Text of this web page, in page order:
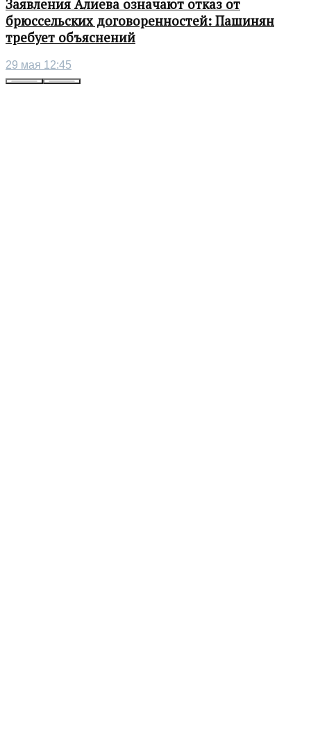
Заявления Алиева означают отказ от
брюссельских договоренностей: Пашинян
требует объяснений
29 мая 12:45